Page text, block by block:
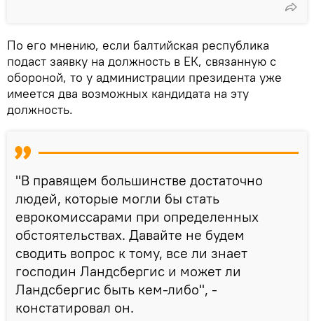
По его мнению, если балтийская республика
подаст заявку на должность в ЕК, связанную с
обороной, то у администрации президента уже
имеется два возможных кандидата на эту
должность.
"В правящем большинстве достаточно
людей, которые могли бы стать
еврокомиссарами при определенных
обстоятельствах. Давайте не будем
сводить вопрос к тому, все ли знает
господин Ландсбергис и может ли
Ландсбергис быть кем-либо", -
констатировал он.